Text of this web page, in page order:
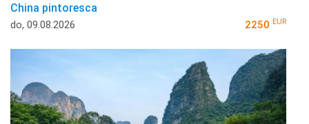
China pintoresca
do, 09.08.2026 2250 EUR